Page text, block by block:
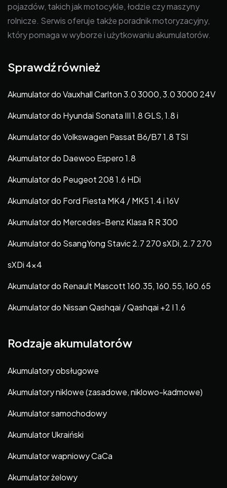
pojazdów, takich jak motocykle, łodzie czy maszyny
rolnicze. Serwis oferuje także poradnik motoryzacyjny,
który pomaga w wyborze i użytkowaniu akumulatorów.
Sprawdź również
Akumulator do Vauxhall Carlton 3.0 3000, 3.0 3000 24V
Akumulator do Hyundai Sonata III 1.8 GLS, 1.8 i
Akumulator do Volkswagen Passat B6/B7 1.8 TSI
Akumulator do Daewoo Espero 1.8
Akumulator do Peugeot 208 1.6 HDi
Akumulator do Ford Fiesta MK4 / MK5 1.4 i 16V
Akumulator do Mercedes-Benz Klasa R R 300
Akumulator do SsangYong Stavic 2.7 270 sXDi, 2.7 270
sXDi 4×4
Akumulator do Renault Mascott 160.35, 160.55, 160.65
Akumulator do Nissan Qashqai / Qashqai +2 I 1.6
Rodzaje akumulatorów
Akumulatory obsługowe
Akumulatory niklowe (zasadowe, niklowo-kadmowe)
Akumulator samochodowy
Akumulator Ukraiński
Akumulator wapniowy CaCa
Akumulator żelowy